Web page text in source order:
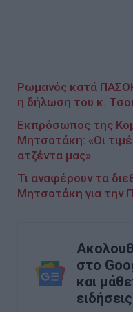
Ρωμανός κατά
η δήλωση του κ.
Eκπρόσωπος της
Μητσοτάκη: «Οι
ατζέντα μας»
Τι αναφέρουν τα
Μητσοτάκη για την
στο
και
ειδήσεις